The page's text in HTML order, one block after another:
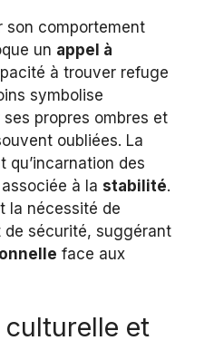
son comportement
un appel à
à trouver refuge
symbolise
ses propres ombres et
oubliées. La
qu’incarnation des
à la stabilité.
la nécessité de
de sécurité, suggérant
face aux
et